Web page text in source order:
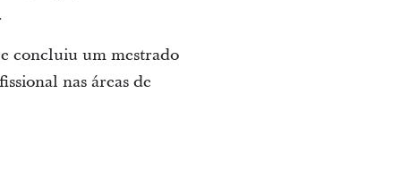
concluiu um mestrado
nas áreas de